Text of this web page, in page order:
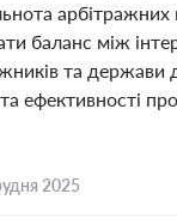
баланс між
та держави
ефективності
2025